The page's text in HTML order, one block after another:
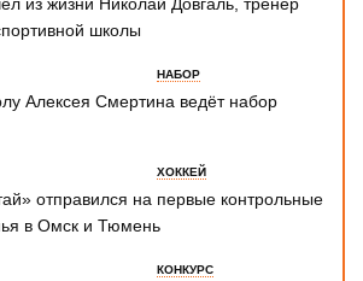
школы
НАБОР
Алексея Смертина ведёт набор
ХОККЕЙ
отправился на первые контрольные
в Омск и Тюмень
КОНКУРС